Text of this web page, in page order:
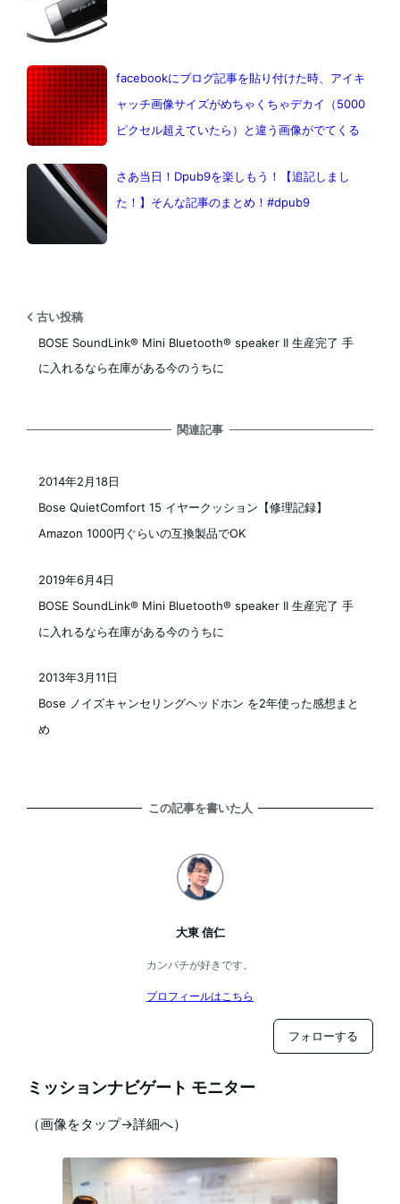
facebookにブログ記事を貼り付けた時、アイキ
ャッチ画像サイズがめちゃくちゃデカイ（5000
ピクセル超えていたら）と違う画像がでてくる
さあ当日！Dpub9を楽しもう！【追記しまし
た！】そんな記事のまとめ！#dpub9
古い投稿
BOSE SoundLink® Mini Bluetooth® speaker II 生産完了 手
に入れるなら在庫がある今のうちに
関連記事
Bose QuietComfort 15 イヤークッション【修理記録】
Amazon 1000円ぐらいの互換製品でOK
2014年2月18日
BOSE SoundLink® Mini Bluetooth® speaker II 生産完了 手
に入れるなら在庫がある今のうちに
2019年6月4日
Bose ノイズキャンセリングヘッドホン を2年使った感想まと
め
2013年3月11日
この記事を書いた人
大東 信仁
カンパチが好きです。
プロフィールはこちら
フォローする
ミッションナビゲート モニター
（画像をタップ→詳細へ）